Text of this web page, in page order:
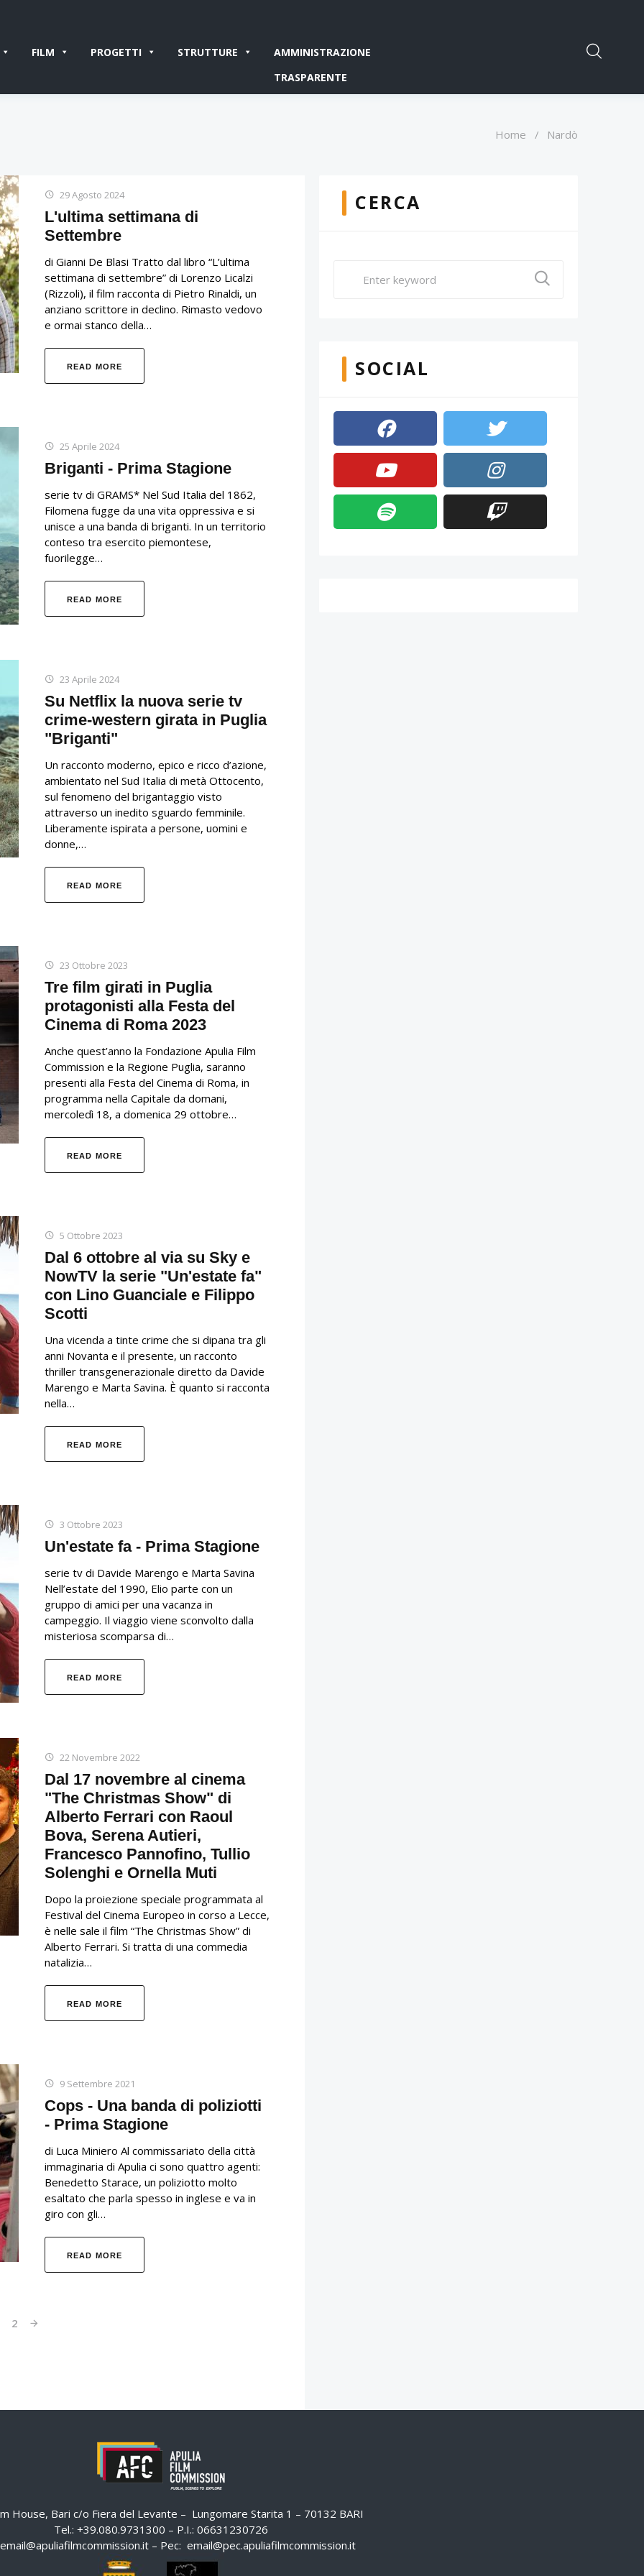
FILM PROGETTI STRUTTURE
AMMINISTRAZIONE
TRASPARENTE
Home / Nardò
29 Agosto 2024
L'ultima settimana di
Settembre
di Gianni De Blasi Tratto dal libro “L’ultima
settimana di settembre” di Lorenzo Licalzi
(Rizzoli), il film racconta di Pietro Rinaldi, un
anziano scrittore in declino. Rimasto vedovo
e ormai stanco della…
READ MORE
25 Aprile 2024
Briganti - Prima Stagione
serie tv di GRAMS* Nel Sud Italia del 1862,
Filomena fugge da una vita oppressiva e si
unisce a una banda di briganti. In un territorio
conteso tra esercito piemontese,
fuorilegge…
READ MORE
23 Aprile 2024
Su Netflix la nuova serie tv
crime-western girata in Puglia
"Briganti"
Un racconto moderno, epico e ricco d’azione,
ambientato nel Sud Italia di metà Ottocento,
sul fenomeno del brigantaggio visto
attraverso un inedito sguardo femminile.
Liberamente ispirata a persone, uomini e
donne,…
READ MORE
23 Ottobre 2023
Tre film girati in Puglia
protagonisti alla Festa del
Cinema di Roma 2023
Anche quest’anno la Fondazione Apulia Film
Commission e la Regione Puglia, saranno
presenti alla Festa del Cinema di Roma, in
programma nella Capitale da domani,
mercoledì 18, a domenica 29 ottobre…
READ MORE
5 Ottobre 2023
Dal 6 ottobre al via su Sky e
NowTV la serie "Un'estate fa"
con Lino Guanciale e Filippo
Scotti
Una vicenda a tinte crime che si dipana tra gli
anni Novanta e il presente, un racconto
thriller transgenerazionale diretto da Davide
Marengo e Marta Savina. È quanto si racconta
nella…
READ MORE
3 Ottobre 2023
Un'estate fa - Prima Stagione
serie tv di Davide Marengo e Marta Savina
Nell’estate del 1990, Elio parte con un
gruppo di amici per una vacanza in
campeggio. Il viaggio viene sconvolto dalla
misteriosa scomparsa di…
READ MORE
22 Novembre 2022
Dal 17 novembre al cinema
"The Christmas Show" di
Alberto Ferrari con Raoul
Bova, Serena Autieri,
Francesco Pannofino, Tullio
Solenghi e Ornella Muti
Dopo la proiezione speciale programmata al
Festival del Cinema Europeo in corso a Lecce,
è nelle sale il film “The Christmas Show” di
Alberto Ferrari. Si tratta di una commedia
natalizia…
READ MORE
9 Settembre 2021
Cops - Una banda di poliziotti
- Prima Stagione
di Luca Miniero Al commissariato della città
immaginaria di Apulia ci sono quattro agenti:
Benedetto Starace, un poliziotto molto
esaltato che parla spesso in inglese e va in
giro con gli…
READ MORE
2
CERCA
SOCIAL
House, Bari c/o Fiera del Levante – Lungomare Starita 1 – 70132 BARI
Tel.: +39.080.9731300 – P.I.: 06631230726
email@apuliafilmcommission.it – Pec: email@pec.apuliafilmcommission.it